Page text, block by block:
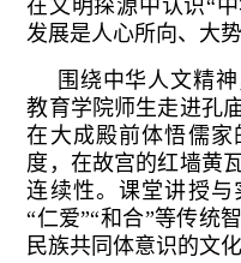
在文明探源中认识“
发展是人心所向、大
围绕中华人文精
教育学院师生走进孔
在大成殿前体悟儒
度，在故宫的红墙黄
连续性。课堂讲授
“仁爱”“和合”等传统
民族共同体意识的文化